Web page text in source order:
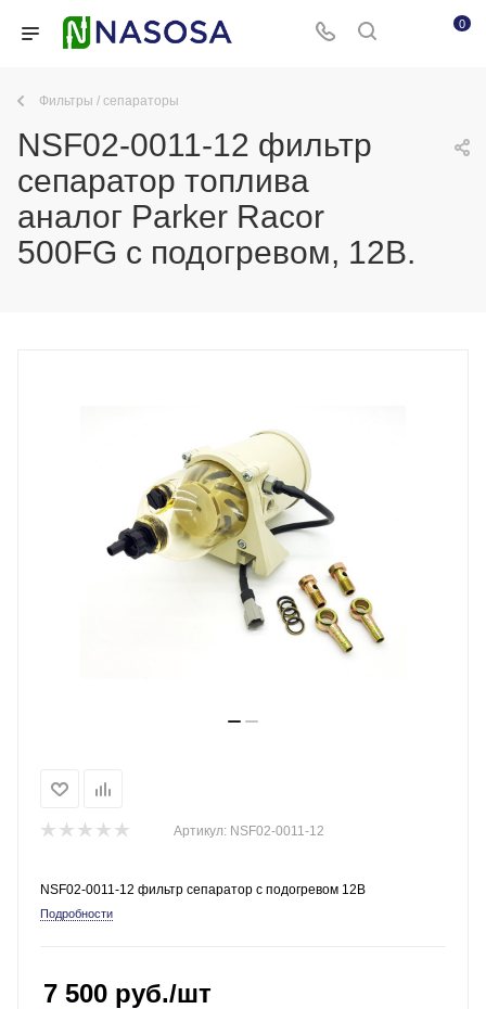
0
Фильтры / сепараторы
NSF02-0011-12 фильтр
сепаратор топлива
аналог Parker Racor
500FG с подогревом, 12В.
Артикул: NSF02-0011-12
NSF02-0011-12 фильтр сепаратор с подогревом 12В
Подробности
7 500 руб./шт